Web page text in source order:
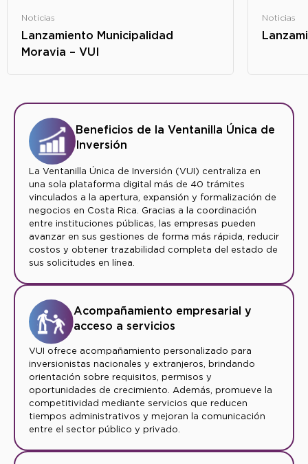
Noticias
Lanzamiento Municipalidad
Moravia – VUI
Noticias
Beneficios de la Ventanilla Única de
Inversión
La Ventanilla Única de Inversión (VUI) centraliza en
una sola plataforma digital más de 40 trámites
vinculados a la apertura, expansión y formalización de
negocios en Costa Rica. Gracias a la coordinación
entre instituciones públicas, las empresas pueden
avanzar en sus gestiones de forma más rápida, reducir
costos y obtener trazabilidad completa del estado de
sus solicitudes en línea.
Acompañamiento empresarial y
acceso a servicios
VUI ofrece acompañamiento personalizado para
inversionistas nacionales y extranjeros, brindando
orientación sobre requisitos, permisos y
oportunidades de crecimiento. Además, promueve la
competitividad mediante servicios que reducen
tiempos administrativos y mejoran la comunicación
entre el sector público y privado.